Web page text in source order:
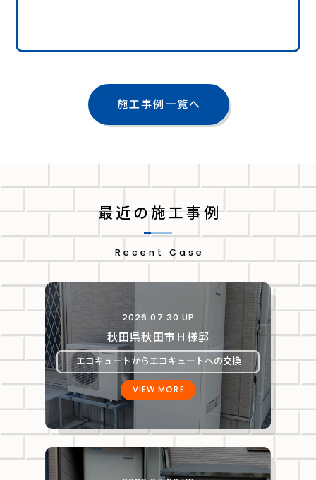
施工事例一覧へ
最近の施工事例
Recent Case
2026.07.30 UP
秋田県秋田市Ｈ様邸
エコキュートからエコキュートへの交換
VIEW MORE